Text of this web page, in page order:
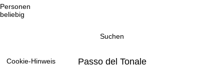
Cookie-Hinweis
Personen
beliebig
Suchen
Passo del Tonale